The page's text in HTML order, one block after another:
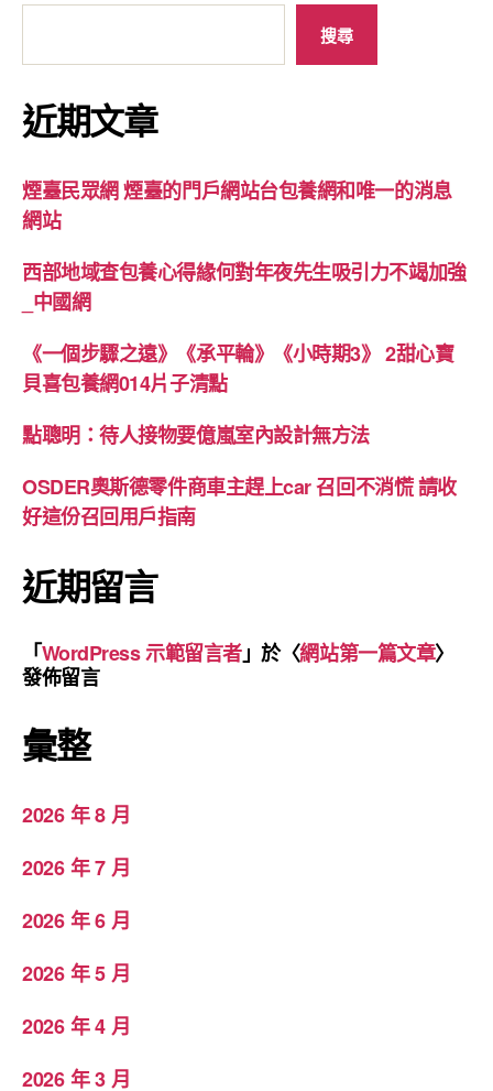
搜尋
近期文章
煙臺民眾網 煙臺的門戶網站台包養網和唯一的消息
網站
西部地域查包養心得緣何對年夜先生吸引力不竭加強
_中國網
《一個步驟之遠》《承平輪》《小時期3》 2甜心寶
貝喜包養網014片子清點
點聰明：待人接物要億嵐室內設計無方法
OSDER奧斯德零件商車主趕上car 召回不消慌 請收
好這份召回用戶指南
近期留言
「WordPress 示範留言者」於〈網站第一篇文章〉
發佈留言
彙整
2026 年 8 月
2026 年 7 月
2026 年 6 月
2026 年 5 月
2026 年 4 月
2026 年 3 月